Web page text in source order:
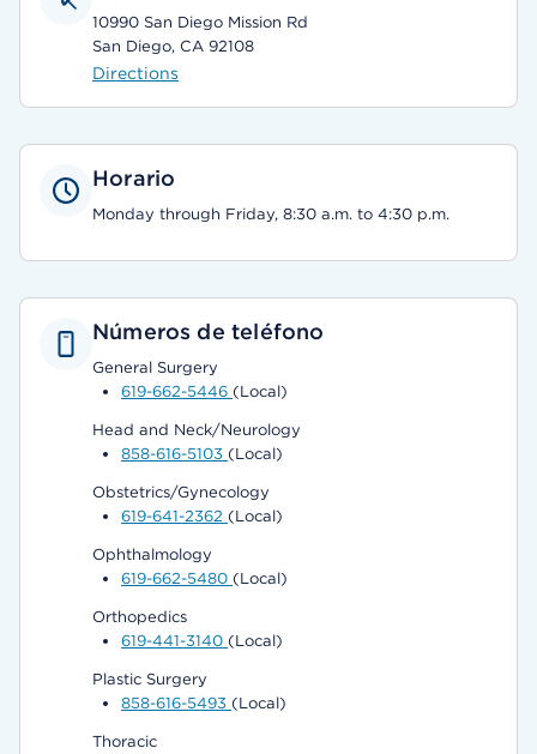
10990 San Diego Mission Rd
San Diego, CA 92108
Directions
Horario
Monday through Friday, 8:30 a.m. to 4:30 p.m.
Números de teléfono
General Surgery
619-662-5446 (Local)
Head and Neck/Neurology
858-616-5103 (Local)
Obstetrics/Gynecology
619-641-2362 (Local)
Ophthalmology
619-662-5480 (Local)
Orthopedics
619-441-3140 (Local)
Plastic Surgery
858-616-5493 (Local)
Thoracic